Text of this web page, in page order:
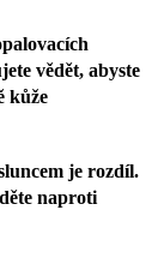
vědět, abyste
kůže
je rozdíl.
naproti